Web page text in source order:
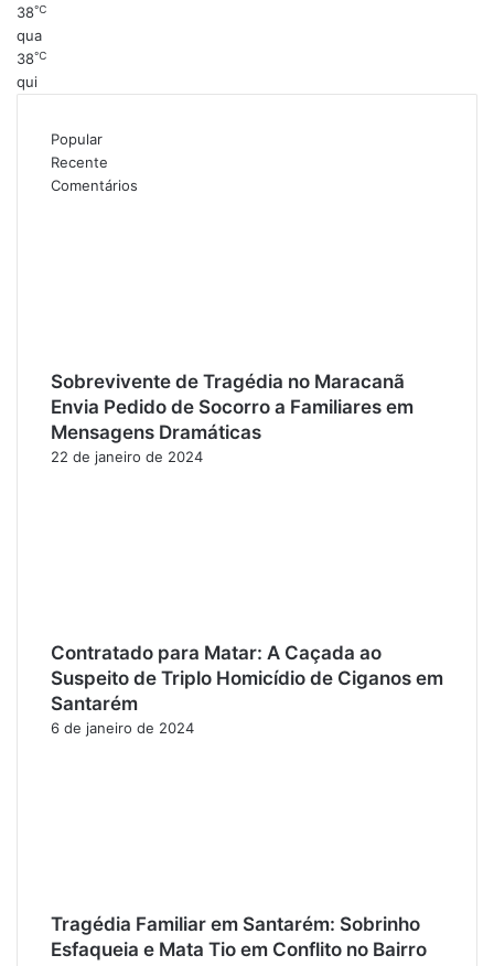
38℃
qua
38℃
qui
Popular
Recente
Comentários
Sobrevivente de Tragédia no Maracanã
Envia Pedido de Socorro a Familiares em
Mensagens Dramáticas
22 de janeiro de 2024
Contratado para Matar: A Caçada ao
Suspeito de Triplo Homicídio de Ciganos em
Santarém
6 de janeiro de 2024
Tragédia Familiar em Santarém: Sobrinho
Esfaqueia e Mata Tio em Conflito no Bairro